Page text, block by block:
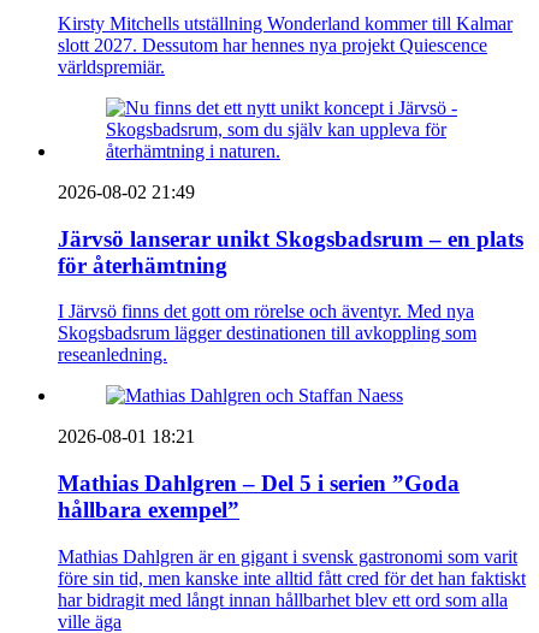
Kirsty Mitchells utställning Wonderland kommer till Kalmar
slott 2027. Dessutom har hennes nya projekt Quiescence
världspremiär.
2026-08-02 21:49
Järvsö lanserar unikt Skogsbadsrum – en plats
för återhämtning
I Järvsö finns det gott om rörelse och äventyr. Med nya
Skogsbadsrum lägger destinationen till avkoppling som
reseanledning.
2026-08-01 18:21
Mathias Dahlgren – Del 5 i serien ”Goda
hållbara exempel”
Mathias Dahlgren är en gigant i svensk gastronomi som varit
före sin tid, men kanske inte alltid fått cred för det han faktiskt
har bidragit med långt innan hållbarhet blev ett ord som alla
ville äga